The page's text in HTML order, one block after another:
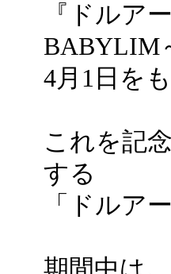
『ドルア
BABYLIM
4月1日を
これを記
する
「ドルア